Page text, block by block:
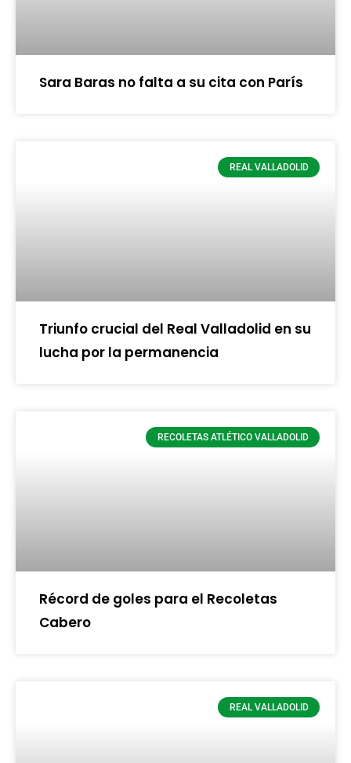
Sara Baras no falta a su cita con París
REAL VALLADOLID
Triunfo crucial del Real Valladolid en su
lucha por la permanencia
RECOLETAS ATLÉTICO VALLADOLID
Récord de goles para el Recoletas
Cabero
REAL VALLADOLID